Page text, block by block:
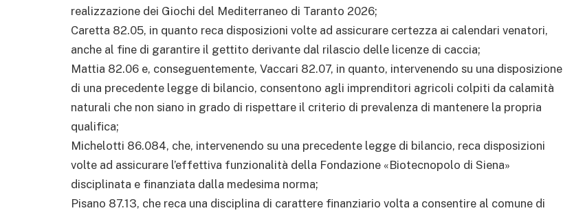
realizzazione dei Giochi del Mediterraneo di Taranto 2026;
Caretta 82.05, in quanto reca disposizioni volte ad assicurare certezza ai calendari venatori,
anche al fine di garantire il gettito derivante dal rilascio delle licenze di caccia;
Mattia 82.06 e, conseguentemente, Vaccari 82.07, in quanto, intervenendo su una disposizione
di una precedente legge di bilancio, consentono agli imprenditori agricoli colpiti da calamità
naturali che non siano in grado di rispettare il criterio di prevalenza di mantenere la propria
qualifica;
Michelotti 86.084, che, intervenendo su una precedente legge di bilancio, reca disposizioni
volte ad assicurare l’effettiva funzionalità della Fondazione «Biotecnopolo di Siena»
disciplinata e finanziata dalla medesima norma;
Pisano 87.13, che reca una disciplina di carattere finanziario volta a consentire al comune di